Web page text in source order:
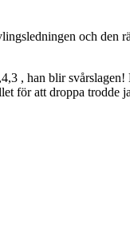
och den
, han blir
för att droppa